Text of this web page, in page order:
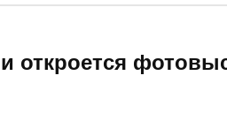
откроется